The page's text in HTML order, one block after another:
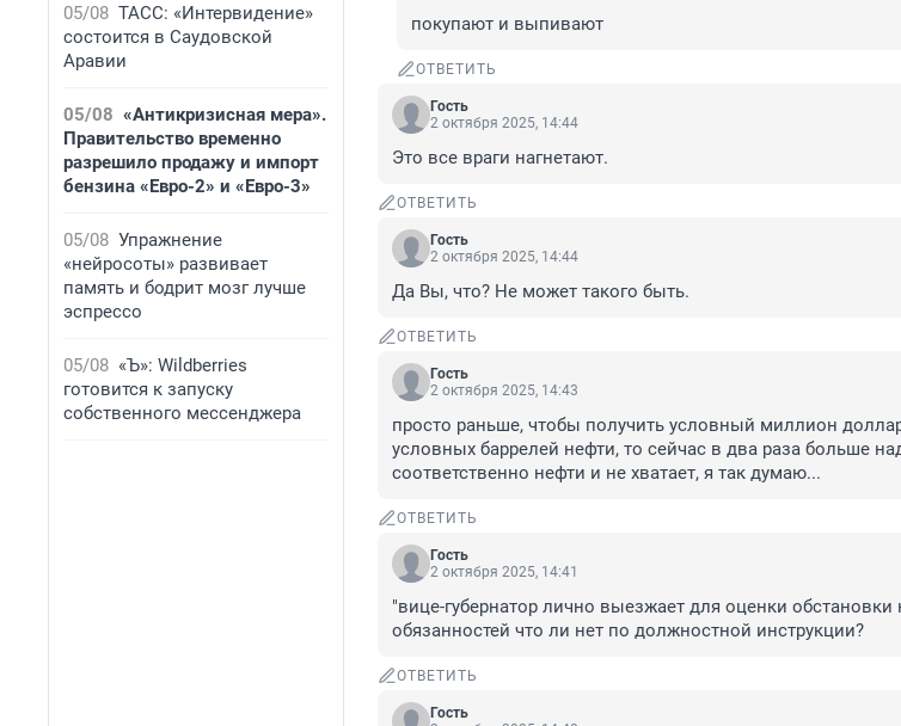
05/08 ТАСС: «Интервидение»
состоится в Саудовской
Аравии
05/08 «Антикризисная мера».
Правительство временно
разрешило продажу и импорт
бензина «Евро-2» и «Евро-3»
05/08 Упражнение
«нейросоты» развивает
память и бодрит мозг лучше
эспрессо
05/08 «Ъ»: Wildberries
готовится к запуску
собственного мессенджера
покупают и выпивают
ОТВЕТИТЬ
Гость
2 октября 2025, 14:44
Это все враги нагнетают.
ОТВЕТИТЬ
Гость
2 октября 2025, 14:44
Да Вы, что? Не может такого быть.
ОТВЕТИТЬ
Гость
2 октября 2025, 14:43
просто раньше, чтобы получить условный миллион
условных баррелей нефти, то сейчас в два раза больше
соответственно нефти и не хватает, я так думаю...
ОТВЕТИТЬ
Гость
2 октября 2025, 14:41
"вице-губернатор лично выезжает для оценки обстановки
обязанностей что ли нет по должностной инструкции?
ОТВЕТИТЬ
Гость